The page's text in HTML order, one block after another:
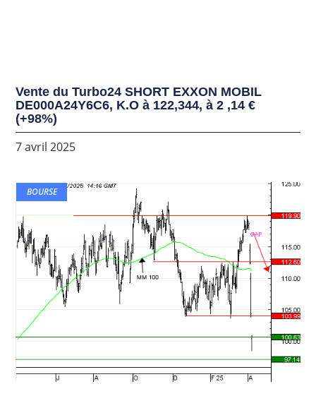
Vente du Turbo24 SHORT EXXON MOBIL
DE000A24Y6C6, K.O à 122,344, à 2 ,14 €
(+98%)
7 avril 2025
BOURSE